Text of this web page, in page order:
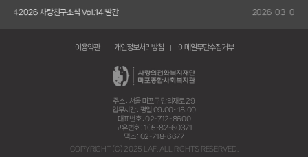
이용약관 개인정보처리방침 이메일무단수집거부
2026 사랑친구소식 Vol.14 발간 2026-03-05
주소 : 서울 마포구 만리재로 29
업무시간 : 평일 09:00~18:00
대표번호 : 02-712-8600
고유번호 : 105-82-60371
팩스 : 02-718-6677
COPYRIGHT (C) 2025 LAF. ALL RIGHTS RESERVED.